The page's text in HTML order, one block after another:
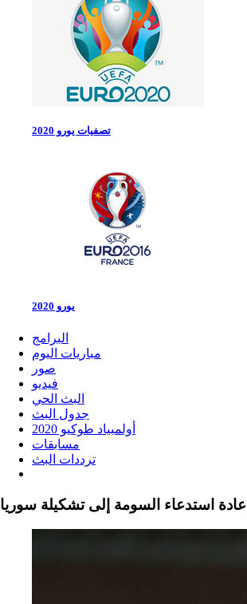
تصفيات يورو 2020
يورو 2020
البرامج
مباريات اليوم
صور
فيديو
البث الحي
جدول البث
أولمبياد طوكيو 2020
مسابقات
ترددات البث
إعادة استدعاء السومة إلى تشكيلة سوريا